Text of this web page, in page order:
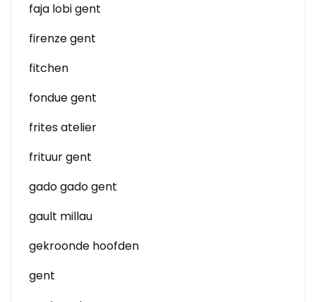
faja lobi gent
firenze gent
fitchen
fondue gent
frites atelier
frituur gent
gado gado gent
gault millau
gekroonde hoofden
gent